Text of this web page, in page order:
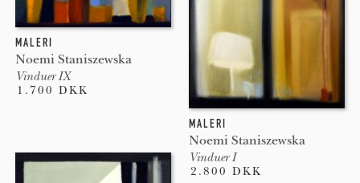
MALERI
Noemi Staniszewska
Vinduer IX
1.700 DKK
MALERI
Noemi Staniszewska
Vinduer I
2.800 DKK